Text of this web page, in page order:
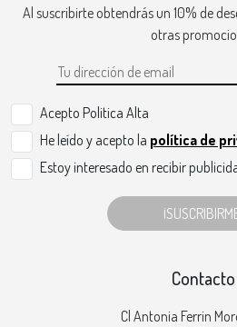
Al suscribirte obtendrás un 10% de
otras
Acepto Politica Alta
He leído y acepto la política de
Estoy interesado en recibir
Contacto
Cl Antonia Ferrin